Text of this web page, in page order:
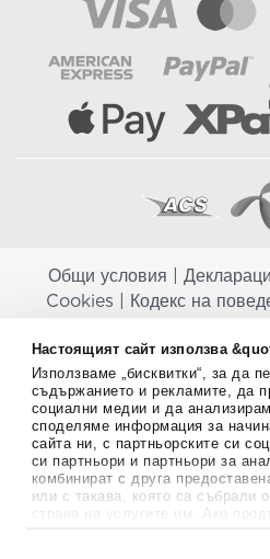
Настоящият сайт използва
Използваме „бисквитки“, за да
съдържанието и рекламите, да
социални медии и да
споделяме информация за
сайта ни, с партньорските си
си партньори и партньори за
комбинират с друга
или с такава, която са събрали
страна на услугите им. Ако
Общи условия
Cookies
Кодекс на
заместват балансираната
профилактика, лечение или
Консултирайте се с Вашия лекар,
приемате лекарства или имате
преди да използвате някаква
стремим да ви предоставяме
имате някакви въпроси или
се с
2012-2026 -